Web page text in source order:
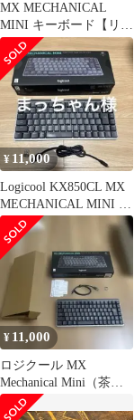
MX MECHANICAL
MINI キーボード【リニ
ア 】ケース付き
¥ 11,000
Logicool KX850CL MX
MECHANICAL MINI 赤
軸
¥ 11,000
ロジクール MX
Mechanical Mini（茶軸
／タクタイル）